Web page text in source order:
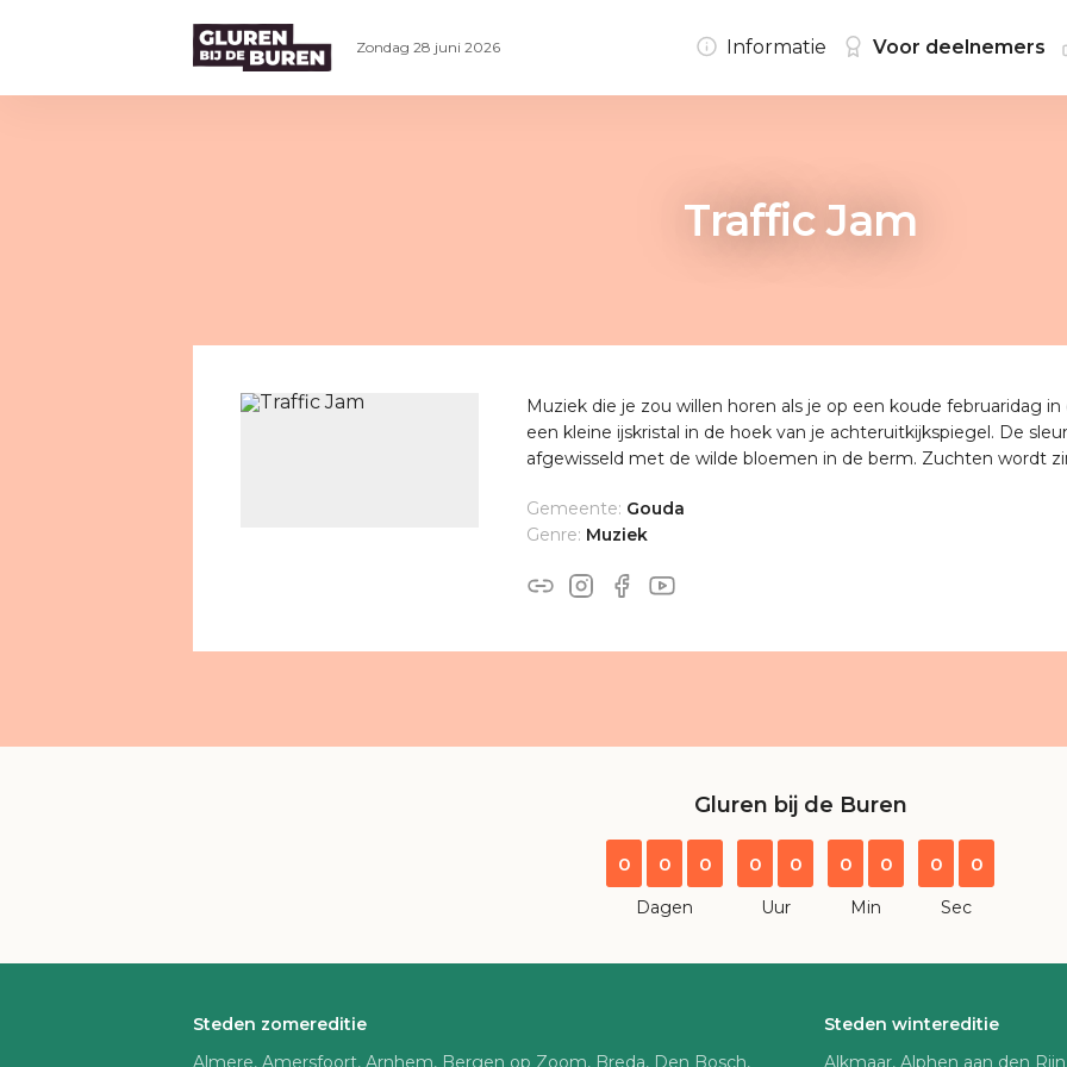
Traffic Jam
Muziek die je zou willen horen als je op een koude februaridag
een kleine ijskristal in de hoek van je achteruitkijkspiegel. De
afgewisseld met de wilde bloemen in de berm. Zuchten wordt
Gemeente: Gouda
Genre: Muziek
Gluren bij de Buren
0 0 0
Dagen
0 0
Uur
0 0
Min
0 0
Sec
Steden zomereditie
Almere, Amersfoort, Arnhem, Bergen op Zoom, Breda, Den Bosch,
Steden wintereditie
Alkmaar, Alphen aan den
Zondag 28 juni 2026 Informatie Voor deelnemers